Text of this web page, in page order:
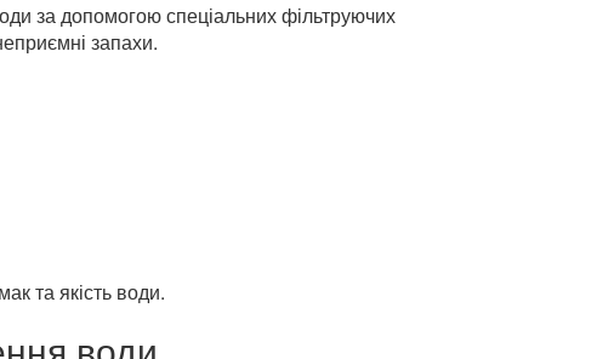
за допомогою спеціальних фільтруючих
запахи.
та якість води.